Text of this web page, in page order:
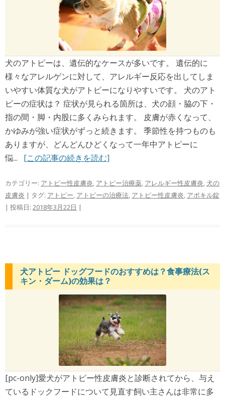
犬のアトピーは、遺伝的なケースが多いです。 遺伝的に
様々なアレルゲンに対して、アレルギー反応を出してしま
いやすい体質な犬がアトピーになりやすいです。 犬のアト
ピーの症状は？ 症状が見られる箇所は、犬の顔・脇の下・
指の間・脚・内股に多くみられます。 皮膚が赤くなって、
かゆみが強い症状がずっと続きます。 季節性を持つものも
ありますが、どんどんひどくなって一年中アトピーに
悩... [この記事の続きを読む]
カテゴリー: アトピー性皮膚炎 アトピー治療薬 アレルギー性皮膚炎 犬の
皮膚炎 | タグ: アトピー アトピーの治療法 アトピー性皮膚炎 アポキル錠
| 投稿日: 2018年3月22日 |
犬アトピー ドッグフードのおすすめは？食事療法(ス
キン・ダーム)の効果は？
[pc-only]愛犬がアトピー性皮膚炎と診断されてから、与え
ているドックフードについて見直す飼い主さんは非常に多